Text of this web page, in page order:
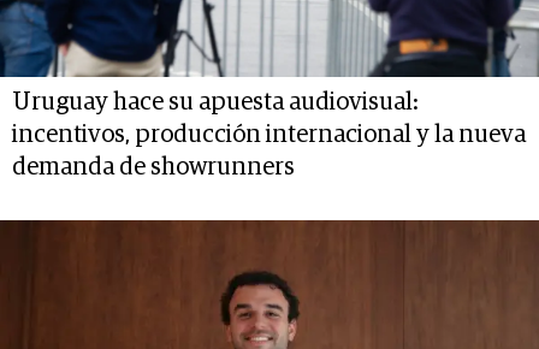
Uruguay hace su apuesta audiovisual:
incentivos, producción internacional y la nueva
demanda de showrunners